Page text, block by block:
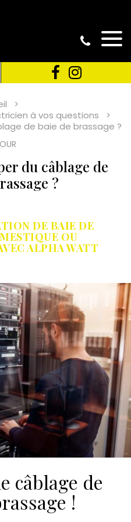
à vos questions
de baie de brassage ?
du câblage de
?
DE BAIE DE
OU
ALPHA WATT
câblage de
!